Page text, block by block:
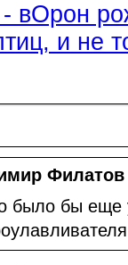
вОрон
и не
было бы еще